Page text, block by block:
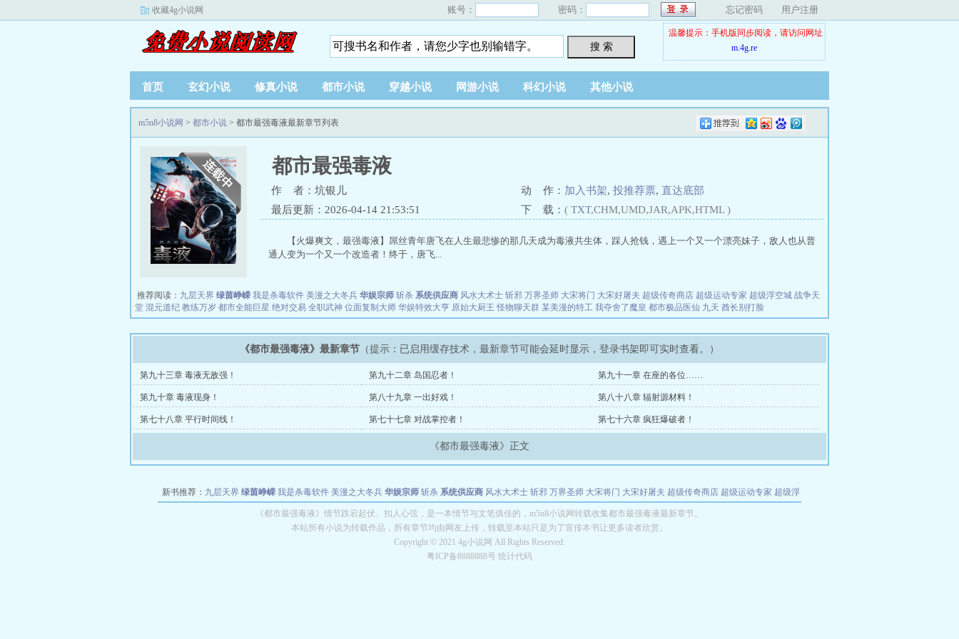
收藏4g小说网 账号： 密码： 忘记密码 用户注册
搜 索
温馨提示：手机版同步阅读，请访问网址
m.4g.re
首页 玄幻小说 修真小说 都市小说 穿越小说 网游小说 科幻小说 其他小说
m5n8小说网 > 都市小说 > 都市最强毒液最新章节列表
都市最强毒液
作 者：坑银儿 动 作： 加入书架, 投推荐票, 直达底部
最后更新：2026-04-14 21:53:51
下 载： ( TXT,CHM,UMD,JAR,APK,HTML )
【火爆爽文，最强毒液】屌丝青年唐飞在人生最悲惨的那几天成为毒液共生体，踩人抢钱，遇上一个又一个漂亮妹子，敌人也从普
通人变为一个又一个改造者！终于，唐飞...
推荐阅读： 九层天界 绿茵峥嵘 我是杀毒软件 美漫之大冬兵 华娱宗师 斩杀 系统供应商 风水大术士 斩邪 万界圣师 大宋将门 大宋好屠夫 超级传奇商店 超级运动专家 超级浮空城 战争天
堂 混元道纪 教练万岁 都市全能巨星 绝对交易 全职武神 位面复制大师 华娱特效大亨 原始大厨王 怪物聊天群 某美漫的特工 我夺舍了魔皇 都市极品医仙 九天 酋长别打脸
《都市最强毒液》最新章节 （提示：已启用缓存技术，最新章节可能会延时显示，登录书架即可实时查看。）
第九十三章 毒液无敌强！ 第九十二章 岛国忍者！ 第九十一章 在座的各位……
第九十章 毒液现身！ 第八十九章 一出好戏！ 第八十八章 辐射源材料！
第七十八章 平行时间线！ 第七十七章 对战掌控者！ 第七十六章 疯狂爆破者！
《都市最强毒液》正文
新书推荐： 九层天界 绿茵峥嵘 我是杀毒软件 美漫之大冬兵 华娱宗师 斩杀 系统供应商 风水大术士 斩邪 万界圣师 大宋将门 大宋好屠夫 超级传奇商店 超级运动专家 超级浮
教练万岁 都市全能巨星 绝对交易 全职武神 位面复制大师 华娱特效大亨 原始大厨王 怪物聊天群 某美漫的特工 我夺舍了魔皇
长别打脸
《都市最强毒液》情节跌宕起伏、扣人心弦，是一本情节与文笔俱佳的，m5n8小说网转载收集都市最强毒液最新章节。
本站所有小说为转载作品，所有章节均由网友上传，转载至本站只是为了宣传本书让更多读者欣赏。
Copyright © 2021 4g小说网 All Rights Reserved.
粤ICP备8888888号 统计代码